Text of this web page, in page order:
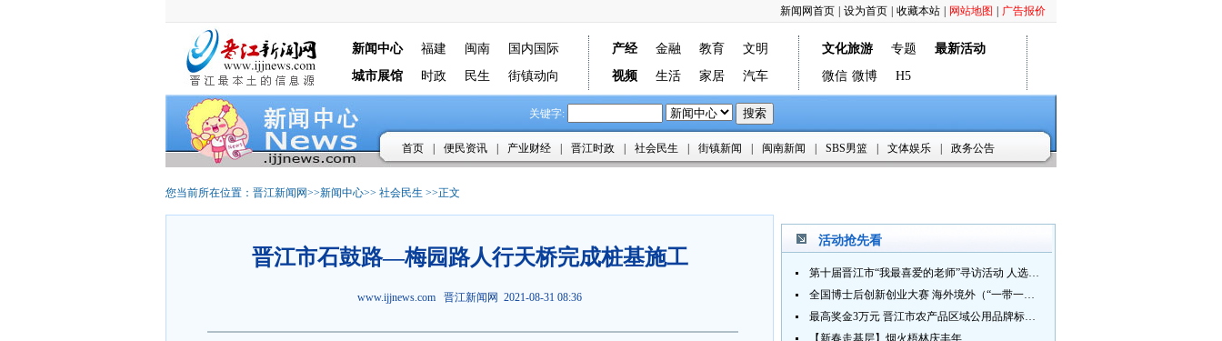
广告报价
网站地图
收藏本站
设为首页
新闻网首页
新闻中心 福建 闽南
国内国际
城市展馆
时政 民生 街镇动向
产经 金融 教育
文明
视频
生活 家居 汽车
文化旅游 专题
最新活动
微信 微博 H5
关键字:
首页 便民资讯 产业财经 晋江时政 社会民生 街镇新闻 闽南新闻 SBS男篮 文体娱乐 政务公告
您当前所在位置： 晋江新闻网>>新闻中心>> 社会民生 >>正文
晋江市石鼓路—梅园路人行天桥完成桩基施工
www.ijjnews.com 晋江新闻网 2021-08-31 08:36
活动抢先看
第十届晋江市“我最喜爱的老师”寻访活动 人选推荐火热进行中 快来“秀”您最喜爱的老师
全国博士后创新创业大赛 海外境外（“一带一路”）赛七大赛道等你来战
最高奖金3万元 晋江市农产品区域公用品牌标识Logo及特色农产品包装设计征集活动正式启动
【新春走基层】烟火梧林庆丰年